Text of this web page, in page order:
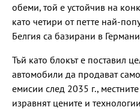
обеми, той е устойчив на
като четири от петте най-
Белгия са базирани в
Тъй като блокът е поставил
автомобили да продават
емисии след 2035 г.,
изравнят цените и